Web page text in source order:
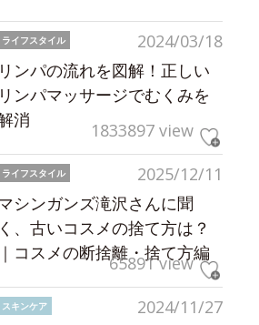
2024/03/18
ライフスタイル
リンパの流れを図解！正しい
リンパマッサージでむくみを
消
1833897 view
2025/12/11
ライフスタイル
シンガンズ滝沢さんに聞
く、古いコスメの捨て方は？
｜コスメの断捨離・捨て方編
65891 view
2024/11/27
スキンケア